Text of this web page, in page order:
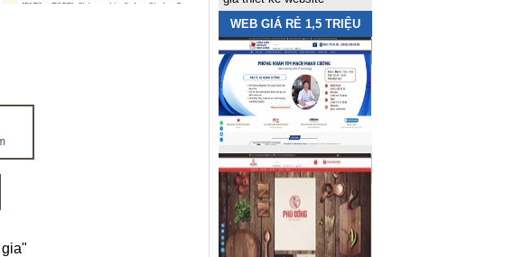
WEB GIÁ RẺ 1,5 TRIỆU